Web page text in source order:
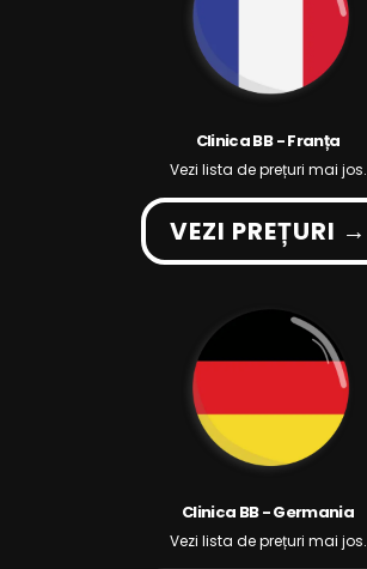
Clinica BB - Franța
Vezi lista de prețuri mai jos.
VEZI PREȚURI →
Clinica BB - Germania
Vezi lista de prețuri mai jos.